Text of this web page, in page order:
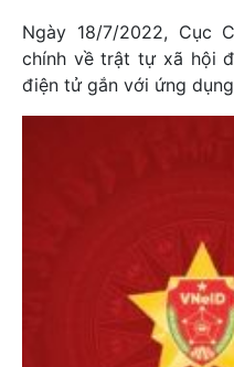
Ngày 18/7/2022, Cục
chính về trật tự xã hội
điện tử gắn với ứng